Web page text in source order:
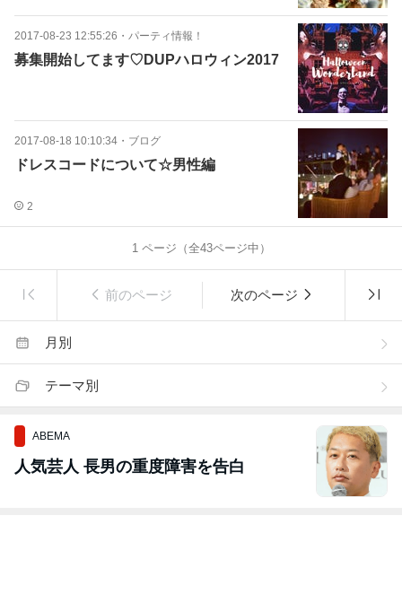
2017-08-23 12:55:26 ・ パーティ情報！
募集開始してます♡DUPハロウィン2017
2017-08-18 10:10:34 ・ ブログ
ドレスコードについて☆男性編
2
1ページ（全43ページ中）
前のページ 次のページ
月別
テーマ別
ABEMA
人気芸人 長男の重度障害を告白